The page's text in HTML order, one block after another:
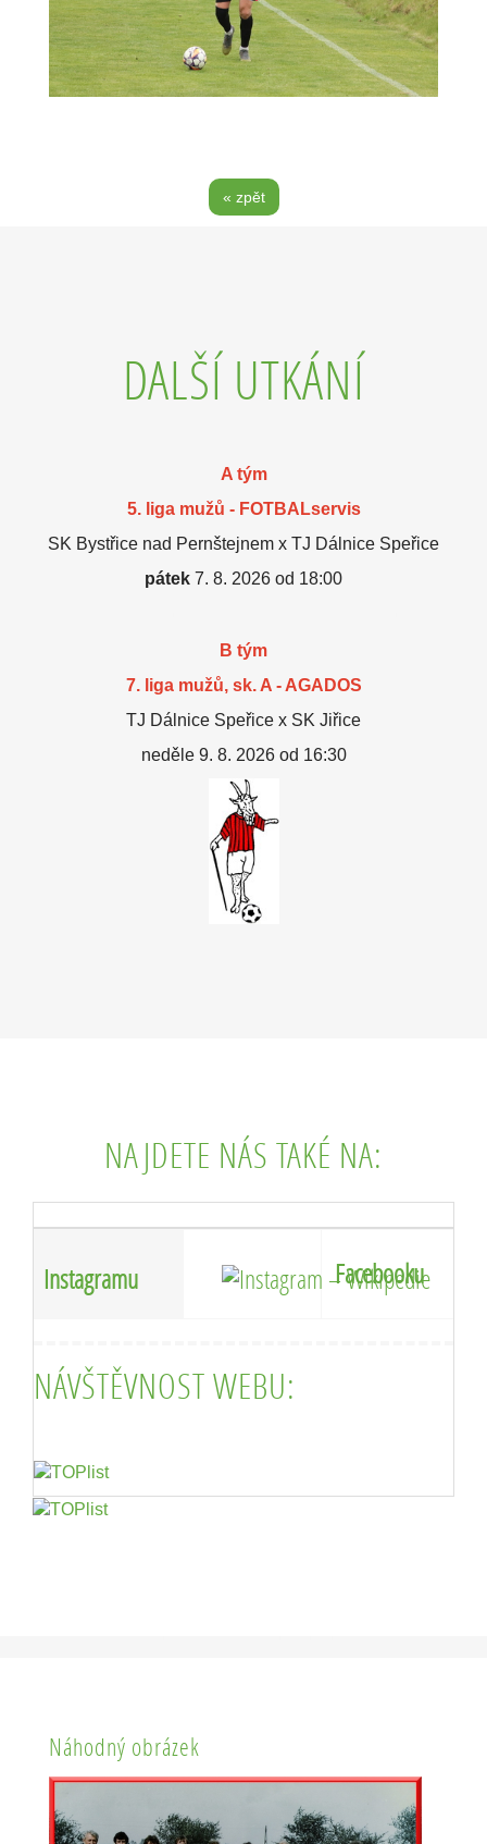
« zpět
DALŠÍ UTKÁNÍ
A tým
5. liga mužů - FOTBALservis
SK Bystřice nad Pernštejnem x TJ Dálnice Speřice
pátek 7. 8. 2026 od 18:00
B tým
7. liga mužů, sk. A - AGADOS
TJ Dálnice Speřice x SK Jiřice
neděle 9. 8. 2026 od 16:30
NAJDETE NÁS TAKÉ NA:
Instagramu Facebooku
NÁVŠTĚVNOST WEBU:
Náhodný obrázek